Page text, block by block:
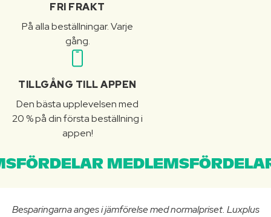
FRI FRAKT
På alla beställningar. Varje
gång.
TILLGÅNG TILL APPEN
Den bästa upplevelsen med
20 % på din första beställning i
appen!
Besparingarna anges i jämförelse med normalpriset. Luxplus